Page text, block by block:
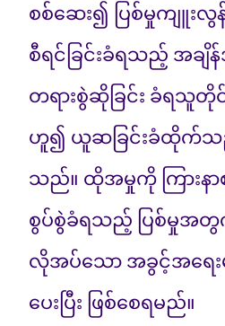
စစ်ဆေး၍ ပြစ်မှုကျူး
စီရင်ခြင်းခံရသည့် အချိ
တရားစွဲဆိုခြင်း ခံရသူ
ဟူ၍ ယူဆခြင်းခံထိုက်သ
သည်။ ထိုအမှုကို ကြားန
စွပ်စွဲခံရသည့် ပြစ်မှုအတွ
လိုအပ်သော အခွင့်အရေး
ပေးပြီး ဖြစ်စေရမည်။